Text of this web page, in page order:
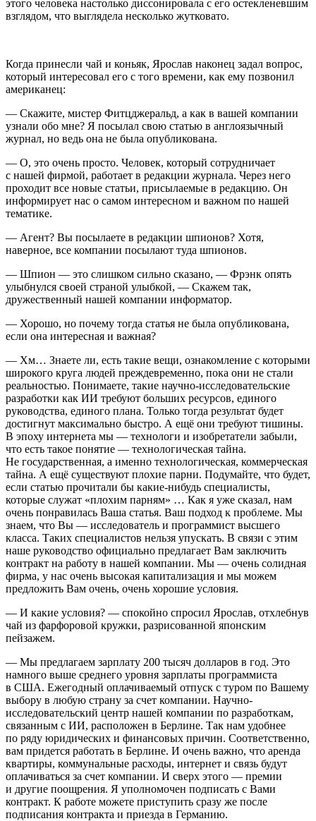
этого человека настолько диссонировала с его остекленевшим
взглядом, что выглядела несколько жутковато.
Когда принесли чай и коньяк, Ярослав наконец задал вопрос,
который интересовал его с того времени, как ему позвонил
американец:
— Скажите, мистер Фитцджеральд, а как в вашей компании
узнали обо мне? Я посылал свою статью в англоязычный
журнал, но ведь она не была опубликована.
— О, это очень просто. Человек, который сотрудничает
с нашей фирмой, работает в редакции журнала. Через него
проходит все новые статьи, присылаемые в редакцию. Он
информирует нас о самом интересном и важном по нашей
тематике.
— Агент? Вы посылаете в редакции шпионов? Хотя,
наверное, все компании посылают туда шпионов.
— Шпион — это слишком сильно сказано, — Фрэнк опять
улыбнулся своей страной улыбкой, — Скажем так,
дружественный нашей компании информатор.
— Хорошо, но почему тогда статья не была опубликована,
если она интересная и важная?
— Хм… Знаете ли, есть такие вещи, ознакомление с которыми
широкого круга людей преждевременно, пока они не стали
реальностью. Понимаете, такие научно-исследовательские
разработки как ИИ требуют больших ресурсов, единого
руководства, единого плана. Только тогда результат будет
достигнут максимально быстро. А ещё они требуют тишины.
В эпоху интернета мы — технологи и изобретатели забыли,
что есть такое понятие — технологическая тайна.
Не государственная, а именно технологическая, коммерческая
тайна. А ещё существуют плохие парни. Подумайте, что будет,
если статью прочитали бы какие-нибудь специалисты,
которые служат «плохим парням» … Как я уже сказал, нам
очень понравилась Ваша статья. Ваш подход к проблеме. Мы
знаем, что Вы — исследователь и программист высшего
класса. Таких специалистов нельзя упускать. В связи с этим
наше руководство официально предлагает Вам заключить
контракт на работу в нашей компании. Мы — очень солидная
фирма, у нас очень высокая капитализация и мы можем
предложить Вам очень, очень хорошие условия.
— И какие условия? — спокойно спросил Ярослав, отхлебнув
чай из фарфоровой кружки, разрисованной японским
пейзажем.
— Мы предлагаем зарплату 200 тысяч долларов в год. Это
намного выше среднего уровня зарплаты программиста
в США. Ежегодный оплачиваемый отпуск с туром по Вашему
выбору в любую страну за счет компании. Научно-
исследовательский центр нашей компании по разработкам,
связанным с ИИ, расположен в Берлине. Так нам удобнее
по ряду юридических и финансовых причин. Соответственно,
вам придется работать в Берлине. И очень важно, что аренда
квартиры, коммунальные расходы, интернет и связь будут
оплачиваться за счет компании. И сверх этого — премии
и другие поощрения. Я уполномочен подписать с Вами
контракт. К работе можете приступить сразу же после
подписания контракта и приезда в Германию.